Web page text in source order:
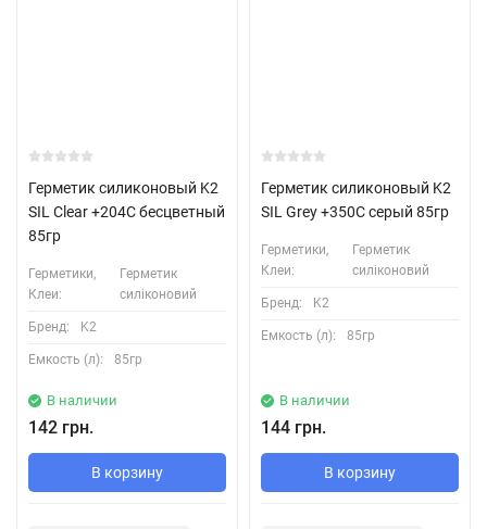
Герметик силиконовый K2
SIL Clear +204С бесцветный
85гр
Герметики,
Клеи:
Герметик
силіконовий
Бренд: K2
Емкость (л): 85гр
В наличии
142 грн.
В корзину
Герметик силиконовый K2
SIL Grey +350С серый 85гр
Герметики,
Клеи:
Герметик
силіконовий
Бренд: K2
Емкость (л): 85гр
В наличии
144 грн.
В корзину